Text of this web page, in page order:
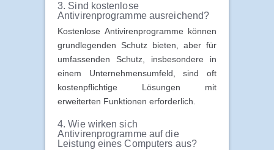
3. Sind kostenlose
Antivirenprogramme ausreichend?
Kostenlose Antivirenprogramme können
grundlegenden Schutz bieten, aber für
umfassenden Schutz, insbesondere in
einem Unternehmensumfeld, sind oft
kostenpflichtige Lösungen mit
erweiterten Funktionen erforderlich.
4. Wie wirken sich
Antivirenprogramme auf die
Leistung eines Computers aus?